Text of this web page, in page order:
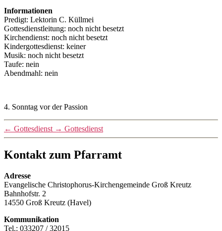
Informationen
Predigt: Lektorin C. Küllmei
Gottesdienstleitung: noch nicht besetzt
Kirchendienst: noch nicht besetzt
Kindergottesdienst: keiner
Musik: noch nicht besetzt
Taufe: nein
Abendmahl: nein
4. Sonntag vor der Passion
← Gottesdienst → Gottesdienst
Kontakt zum Pfarramt
Adresse
Evangelische Christophorus-Kirchengemeinde Groß Kreutz
Bahnhofstr. 2
14550 Groß Kreutz (Havel)
Kommunikation
Tel.: 033207 / 32015